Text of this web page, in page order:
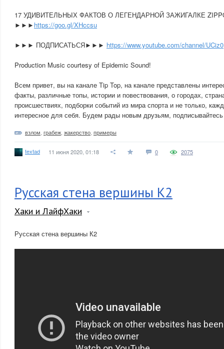
17 УДИВИТЕЛЬНЫХ ФАКТОВ О ЛЕГЕНДАРНОЙ ЗАЖИГАЛКЕ
►►► https://goo.gl/XHccsu
►►► ПОДПИСАТЬСЯ►►► https://www.youtube.com/channel/UCiz0
Production Music courtesy of Epidemic Sound!
Всем привет, вы на канале Tip Top, на канале представлены
факты, различные топы, истории и повествования, о городах,
происшествиях, подборки событий из мира спорта и не только,
интересное для себя. Будем рады новым друзьям,
взлом грабеж жакерство примеры
textad 11 июня 2020, 01:18 0 2075
Русская стена вершины К2
Хаки и ЛайфХаки
Русская стена вершины К2